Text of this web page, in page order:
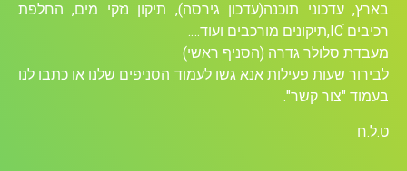
בארץ, עדכוני תוכנה(עדכון גירסה), תיקון נזקי מים, החלפת
רכיבים ICׁ,תיקונים מורכבים ועוד….
מעבדת סלולר גדרה (הסניף ראשי)
לבירור שעות פעילות אנא גשו לעמוד הסניפים שלנו או כתבו לנו
בעמוד "צור קשר".
ט.ל.ח